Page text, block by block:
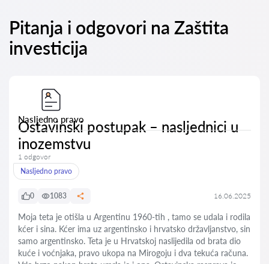
Pitanja i odgovori na Zaštita
investicija
Nasljedno pravo
Ostavinski postupak – nasljednici u
inozemstvu
1 odgovor
Nasljedno pravo
0 1083 16.06.2025
Moja teta je otišla u Argentinu 1960-tih , tamo se udala i rodila
kćer i sina. Kćer ima uz argentinsko i hrvatsko državljanstvo, sin
samo argentinsko. Teta je u Hrvatskoj naslijedila od brata dio
kuće i voćnjaka, pravo ukopa na Mirogoju i dva tekuća računa.